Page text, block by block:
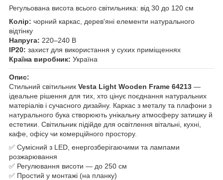
Регульована висота всього світильника: від 30 до 120 см
Колір: чорний каркас, дерев'яні елементи натурального
відтінку
Напруга: 220–240 В
IP20: захист для використання у сухих приміщеннях
Країна виробник: Україна
Опис:
Стильний світильник Vesta Light Wooden Frame 64213 —
ідеальне рішення для тих, хто цінує поєднання натуральних
матеріалів і сучасного дизайну. Каркас з металу та плафони з
натурального бука створюють унікальну атмосферу затишку й
естетики. Світильник підійде для освітлення вітальні, кухні,
кафе, офісу чи комерційного простору.
✅ Сумісний з LED, енергозберігаючими та лампами
розжарювання
✅ Регулювання висоти — до 250 см
✅ Простий у монтажі (на планку)